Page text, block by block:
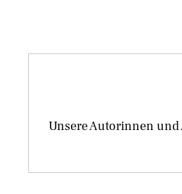
Unsere Autorinnen und